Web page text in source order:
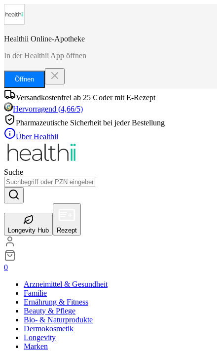
Healthii Online-Apotheke
In der Healthii App öffnen
Öffnen
Versandkostenfrei ab 25 € oder mit E-Rezept
Hervorragend (4,66/5)
Pharmazeutische Sicherheit bei jeder Bestellung
Über Healthii
Suche
Longevity Hub Rezept
0
Arzneimittel & Gesundheit
Familie
Ernährung & Fitness
Beauty & Pflege
Bio- & Naturprodukte
Dermokosmetik
Longevity
Marken